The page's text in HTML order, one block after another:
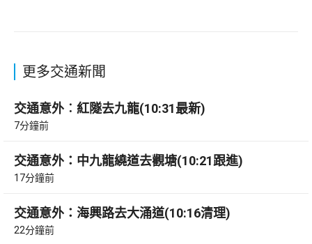
更多交通新聞
交通意外︰紅隧去九龍(10:31最新)
7分鐘前
交通意外：中九龍繞道去觀塘(10:21跟進)
17分鐘前
交通意外：海興路去大涌道(10:16清理)
22分鐘前